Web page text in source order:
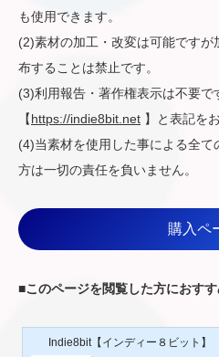
も使用できます。
(2)素材の加工・改変は可能です
布することは禁止です。
(3)利用報告・著作権表示は不要で
【https://indie8bit.net 】と表記を
(4)当素材を使用した事による全て
方は一切の責任を負いません。
購入ペ
■このページを閲覧した方におす
Indie8bit【インディー８ビット】